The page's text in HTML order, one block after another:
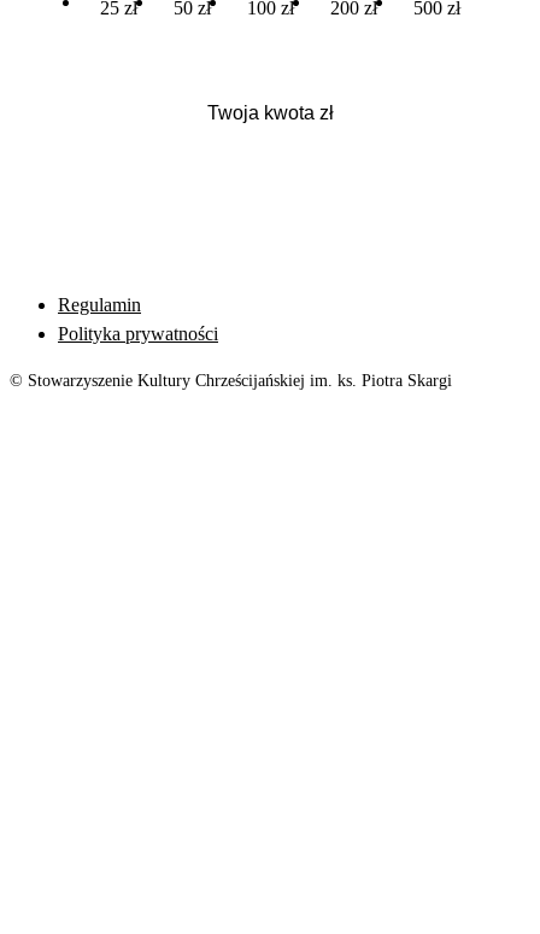
25 zł 50 zł 100 zł 200 zł 500 zł
Regulamin
Polityka prywatności
© Stowarzyszenie Kultury Chrześcijańskiej im. ks. Piotra Skargi